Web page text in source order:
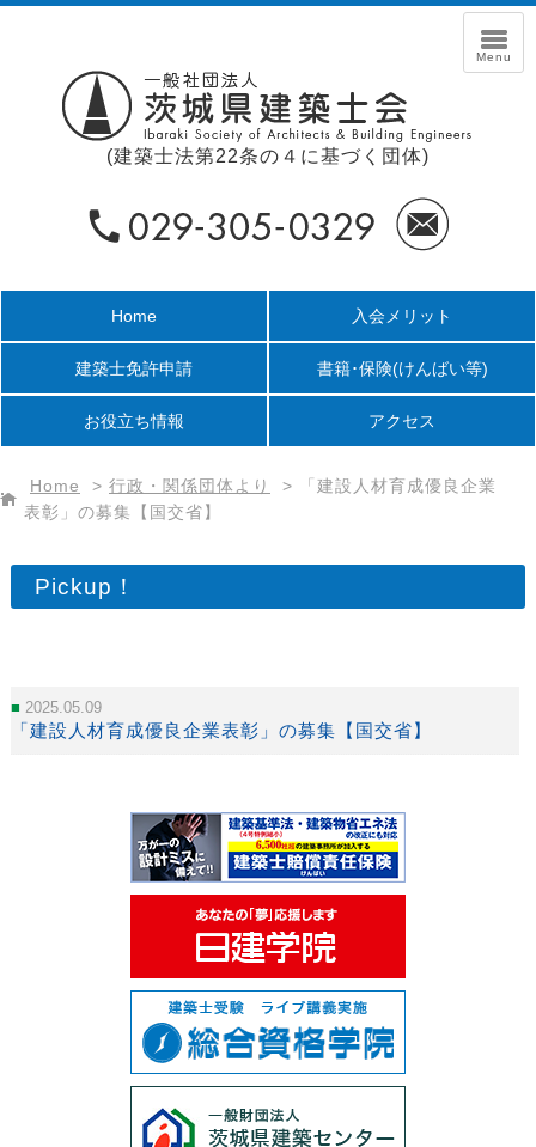
(建築士法第22条の４に基づく団体)
Home 入会メリット
建築士免許申請 書籍･保険(けんばい等)
お役立ち情報 アクセス
Home > 行政・関係団体より >
「建設人材育成優良企業
表彰」の募集【国交省】
Pickup！
2025.05.09
「建設人材育成優良企業表彰」の募集【国交省】